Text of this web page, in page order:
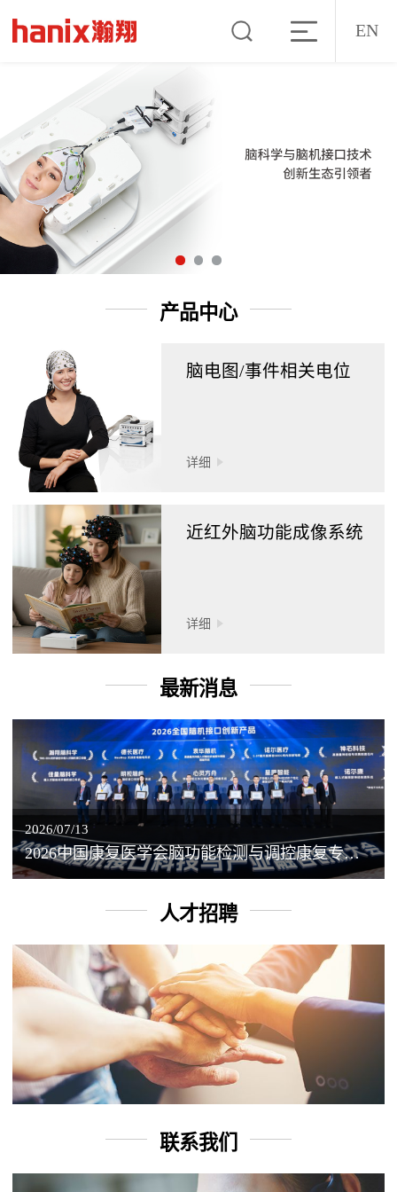
EN
产品中心
脑电图/事件相关电位
详细
近红外脑功能成像系统
详细
最新消息
2026/07/13
2026中国康复医学会脑功能检测与调控康复专业委员会学术年会丨脑客中国：脑机接口——EEG驱动TMS闭环调控工作坊
人才招聘
联系我们